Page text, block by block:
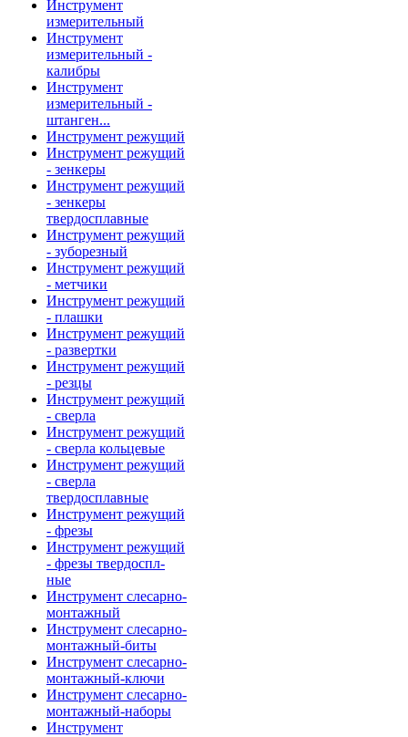
Инструмент
измерительный
Инструмент
измерительный -
калибры
Инструмент
измерительный -
штанген...
Инструмент режущий
Инструмент режущий
- зенкеры
Инструмент режущий
- зенкеры
твердосплавные
Инструмент режущий
- зуборезный
Инструмент режущий
- метчики
Инструмент режущий
- плашки
Инструмент режущий
- развертки
Инструмент режущий
- резцы
Инструмент режущий
- сверла
Инструмент режущий
- сверла кольцевые
Инструмент режущий
- сверла
твердосплавные
Инструмент режущий
- фрезы
Инструмент режущий
- фрезы твердоспл-
ные
Инструмент слесарно-
монтажный
Инструмент слесарно-
монтажный-биты
Инструмент слесарно-
монтажный-ключи
Инструмент слесарно-
монтажный-наборы
Инструмент